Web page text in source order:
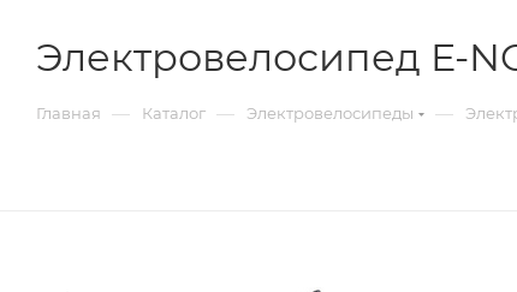
Электровелосипед E-
Главная — Каталог — Электровелосипеды —